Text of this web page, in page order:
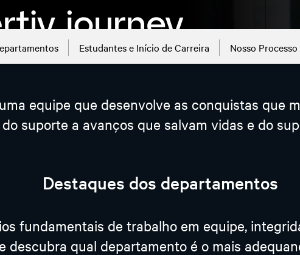
Estudantes e Início de Carreira Nosso
equipe que desenvolve as conquistas que
suporte a avanços que salvam vidas e do
Destaques dos departamentos
fundamentais de trabalho em equipe,
descubra qual departamento é o mais